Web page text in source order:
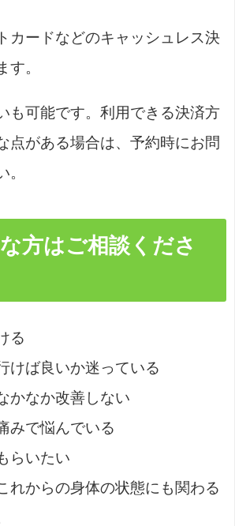
カードなどのキャッシュレス決
す。
も可能です。利用できる決済方
点がある場合は、予約時にお問
。
方はご相談くださ
る
けば良いか迷っている
かなか改善しない
みで悩んでいる
らいたい
れからの身体の状態にも関わる